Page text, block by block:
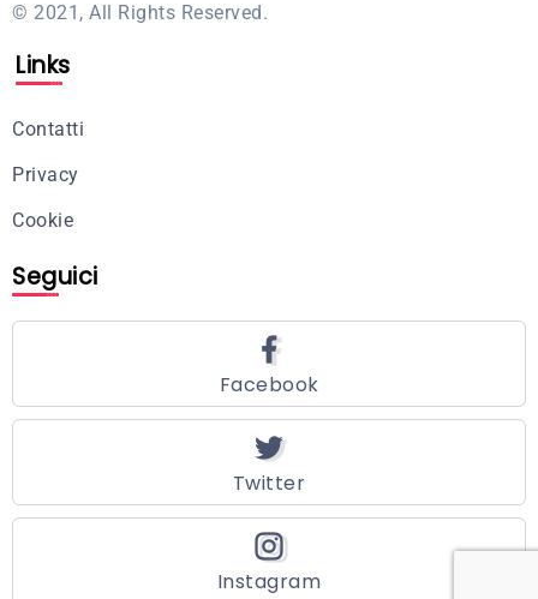
© 2021, All Rights Reserved.
Links
Contatti
Privacy
Cookie
Seguici
Facebook
Twitter
Instagram